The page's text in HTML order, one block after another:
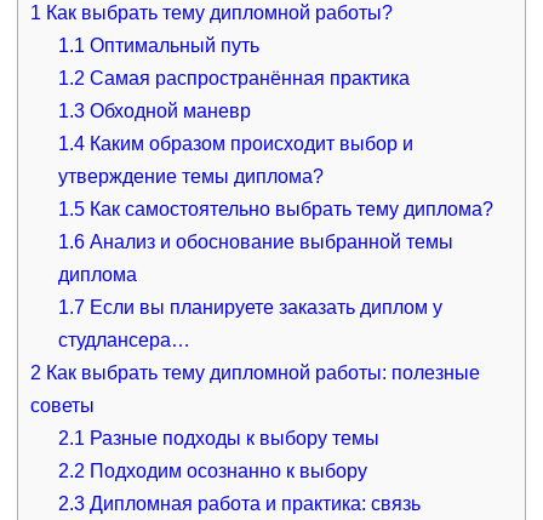
1 Как выбрать тему дипломной работы?
1.1 Оптимальный путь
1.2 Самая распространённая практика
1.3 Обходной маневр
1.4 Каким образом происходит выбор и
утверждение темы диплома?
1.5 Как самостоятельно выбрать тему диплома?
1.6 Анализ и обоснование выбранной темы
диплома
1.7 Если вы планируете заказать диплом у
студлансера…
2 Как выбрать тему дипломной работы: полезные
советы
2.1 Разные подходы к выбору темы
2.2 Подходим осознанно к выбору
2.3 Дипломная работа и практика: связь